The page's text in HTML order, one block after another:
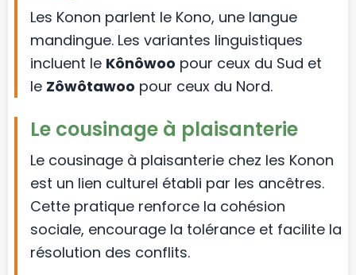
Les Konon parlent le Kono, une langue
mandingue. Les variantes linguistiques
incluent le Kônôwoo pour ceux du Sud et
le Zôwôtawoo pour ceux du Nord.
Le cousinage à plaisanterie
Le cousinage à plaisanterie chez les Konon
est un lien culturel établi par les ancêtres.
Cette pratique renforce la cohésion
sociale, encourage la tolérance et facilite la
résolution des conflits.